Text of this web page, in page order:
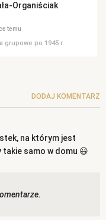
Organiściak
temu
grupowe po 1945 r.
DODAJ KOMENTARZ
na którym jest
takie samo w domu 😃